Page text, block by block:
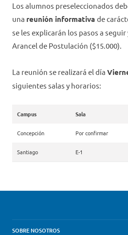
Los alumnos preseleccionados
una reunión informativa de
se les explicarán los pasos a
Arancel de Postulación ($15.000).
La reunión se realizará el día
siguientes salas y horarios:
Campus Sala
Concepción Por confirmar
Santiago E-1
SOBRE NOSOTROS